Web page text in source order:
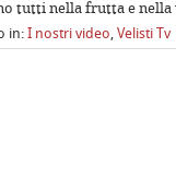
tutti nella frutta e nella
in: I nostri video, Velisti Tv